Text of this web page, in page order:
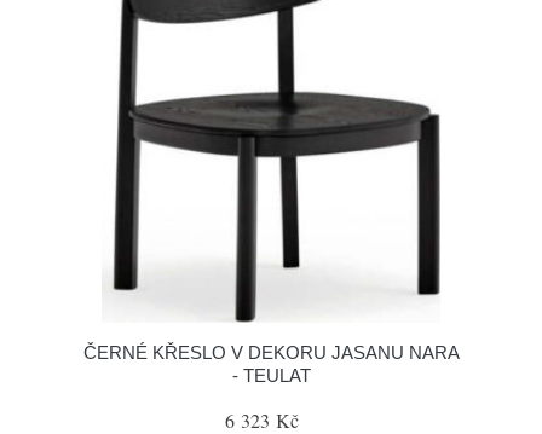
ČERNÉ KŘESLO V DEKORU JASANU NARA
- TEULAT
6 323 Kč